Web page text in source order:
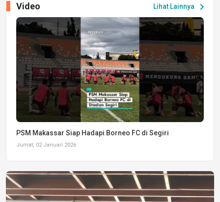
Lihat Lainnya chevron_right
Video
PSM Makassar Siap Hadapi Borneo FC di Segiri
Jumat, 02 Januari 2026